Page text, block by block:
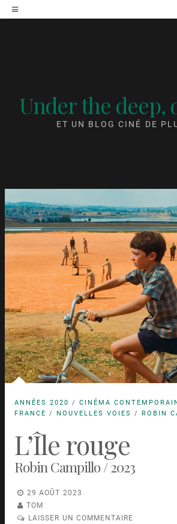
Accéder
au
Under the deep,
ET UN BLOG CINÉ DE
ANNÉES 2020 / CINÉMA
FRANCE / NOUVELLES VOIES / ROBIN
L’Île rouge
Robin Campillo / 2023
29 AOÛT 2023
TOM
LAISSER UN COMMENTAIRE